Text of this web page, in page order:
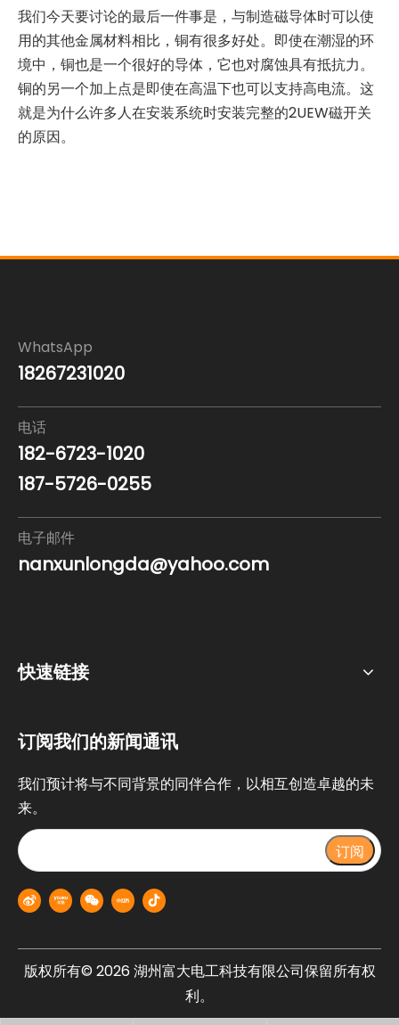
我们今天要讨论的最后一件事是，与制造磁导体时可以使
用的其他金属材料相比，铜有很多好处。即使在潮湿的环
境中，铜也是一个很好的导体，它也对腐蚀具有抵抗力。
铜的另一个加上点是即使在高温下也可以支持高电流。这
就是为什么许多人在安装系统时安装完整的2UEW磁开关
的原因。
WhatsApp
18267231020
电话
182-6723-1020
187-5726-0255
电子邮件
nanxunlongda@yahoo.com
快速链接
订阅我们的新闻通讯
我们预计将与不同背景的同伴合作，以相互创造卓越的未
来。
订阅
版权所有© 2026 湖州富大电工科技有限公司保留所有权
利。